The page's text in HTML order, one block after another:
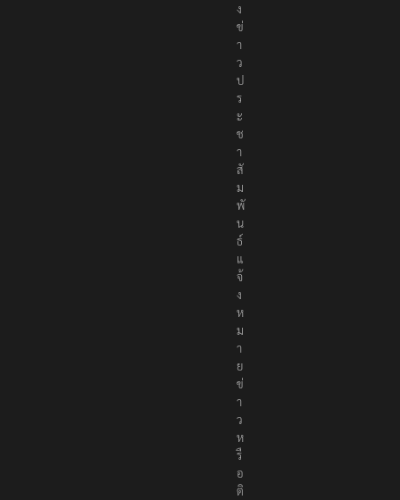
ง
ข่
า
ว
ป
ร
ะ
ช
า
สั
ม
พั
น
ธ์
แ
จ้
ง
ห
ม
า
ย
ข่
า
ว
ห
รื
อ
ติ